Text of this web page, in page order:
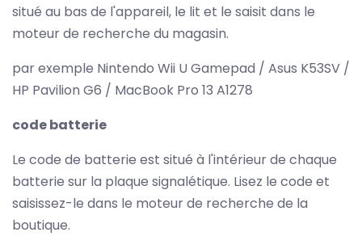
situé au bas de l'appareil, le lit et le saisit dans le
moteur de recherche du magasin.
par exemple Nintendo Wii U Gamepad / Asus K53SV /
HP Pavilion G6 / MacBook Pro 13 A1278
code batterie
Le code de batterie est situé à l'intérieur de chaque
batterie sur la plaque signalétique. Lisez le code et
saisissez-le dans le moteur de recherche de la
boutique.